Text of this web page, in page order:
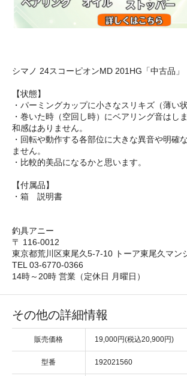
シマノ 24スコーピオンMD 201HG「中古品」
【状態】
・パーミングカップに小さなスリキズ（薄い
・巻いた時（空回し時）にベアリング音はし
和感はありません。
・回転や動作する各部位に大きな異音や明確
ません。
・比較的美品になるかと思います。
【付属品】
・箱 説明書
釣具アニー
〒 116-0012
東京都荒川区東尾久5-7-10 トーア東尾久マン
TEL 03-6770-0366
14時～20時 営業（定休日 月曜日）
その他の詳細情報
販売価格 19,000円(税込20,900円)
型番 192021560